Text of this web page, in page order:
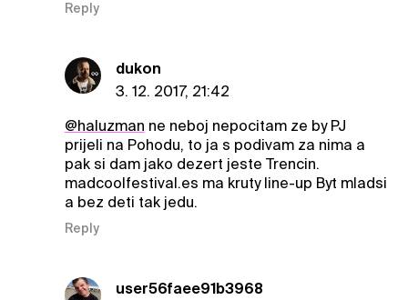
Reply
dukon
3. 12. 2017, 21:42
@haluzman ne neboj nepocitam ze by PJ
prijeli na Pohodu, to ja s podivam za nima a
pak si dam jako dezert jeste Trencin.
madcoolfestival.es ma kruty line-up Byt mladsi
a bez deti tak jedu.
Reply
user56faee91b3968